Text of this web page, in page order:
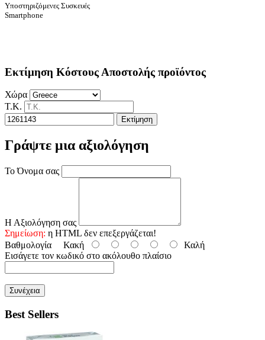
Υποστηριζόμενες Συσκευές
Smartphone
Εκτίμηση Κόστους Αποστολής προϊόντος
Χώρα
Τ.Κ.
Εκτίμηση
Γράψτε μια αξιολόγηση
Το Όνομα σας
Η Αξιολόγηση σας
Σημείωση: η HTML δεν επεξεργάζεται!
Βαθμολογία Κακή
Καλή
Εισάγετε τον κωδικό στο ακόλουθο πλαίσιο
Συνέχεια
Best Sellers